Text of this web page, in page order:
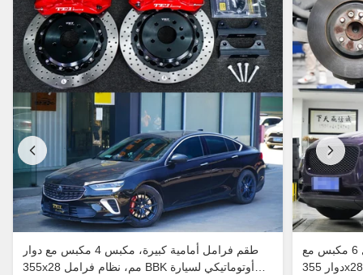
طقم فرامل أمامية كبيرة، مكبس 4 مكبس مع دوار
355x28 مم، نظام فرامل BBK أوتوماتيكي لسيارة
طقم فرامل أمامية كبيرة، مكبس فرامل 6 مكبس مع
دوار 355x28mm، نظام فرامل BBK أوتوماتيكي